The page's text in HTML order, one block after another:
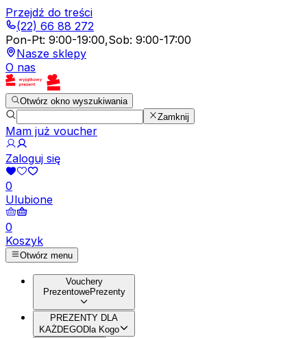
Przejdź do treści
(22) 66 88 272
Pon-Pt: 9:00-19:00,Sob: 9:00-17:00
Nasze sklepy
O nas
Otwórz okno wyszukiwania
Zamknij
Mam już voucher
Zaloguj się
0
Ulubione
0
Koszyk
Otwórz menu
Vouchery
PrezentowePrezenty
PREZENTY DLA
KAŻDEGODla Kogo